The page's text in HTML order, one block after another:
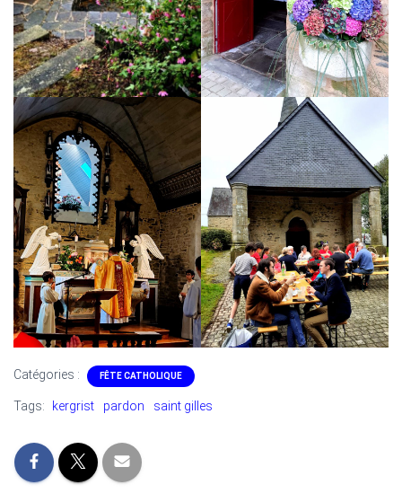
Catégories : FÊTE CATHOLIQUE
Tags: kergrist pardon saint gilles